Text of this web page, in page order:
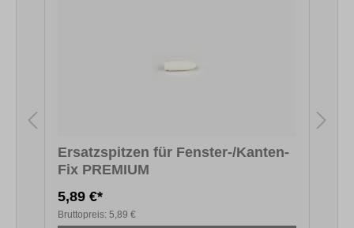
Ersatzspitzen für Fenster-/Kanten-
Fix PREMIUM
5,89 €*
Bruttopreis: 5,89 €